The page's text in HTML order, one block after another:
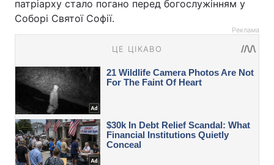
патріарху стало погано перед богослужінням у
Соборі Святої Софії.
Реклама